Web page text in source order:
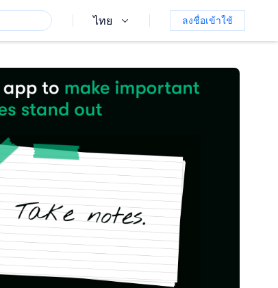
ไทย ลงชื่อเข้าใช้